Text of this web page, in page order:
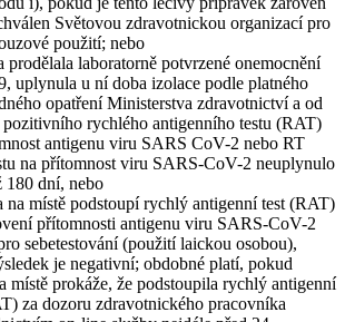
Světovou zdravotnickou organizací pro
použití; nebo
prodělala laboratorně potvrzené onemocnění
uplynula u ní doba izolace podle platného
opatření Ministerstva zdravotnictví a od
rychlého antigenního testu (RAT)
antigenu viru SARS CoV-2 nebo RT
na přítomnost viru SARS-CoV-2 neuplynulo
180 dní, nebo
na místě podstoupí rychlý antigenní test (RAT)
přítomnosti antigenu viru SARS-CoV-2
sebetestování (použití laickou osobou),
je negativní; obdobné platí, pokud
místě prokáže, že podstoupila rychlý antigenní
za dozoru zdravotnického pracovníka